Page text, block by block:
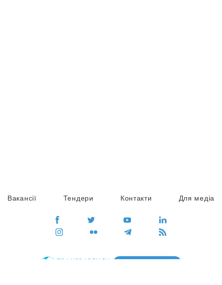
Вакансії Тендери Контакти Для медіа